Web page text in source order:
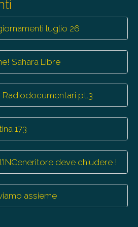
luglio 26
Sahara Libre
pt.3
173
deve chiudere !
assieme